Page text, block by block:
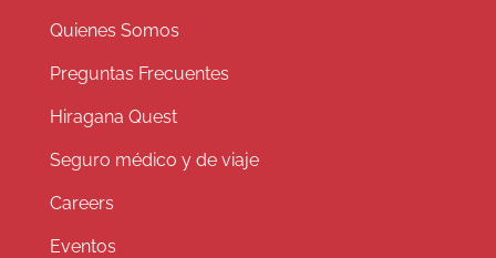
Quienes Somos
Preguntas Frecuentes
Hiragana Quest
Seguro médico y de viaje
Careers
Eventos